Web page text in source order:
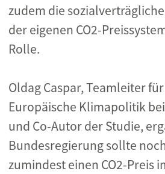
zudem die
der eigenen CO2-
Rolle.
Oldag Caspar, Teamleiter
Europäische Klimapolitik
und Co-Autor der Studie,
Bundesregierung sollte
zumindest einen CO2-Preis